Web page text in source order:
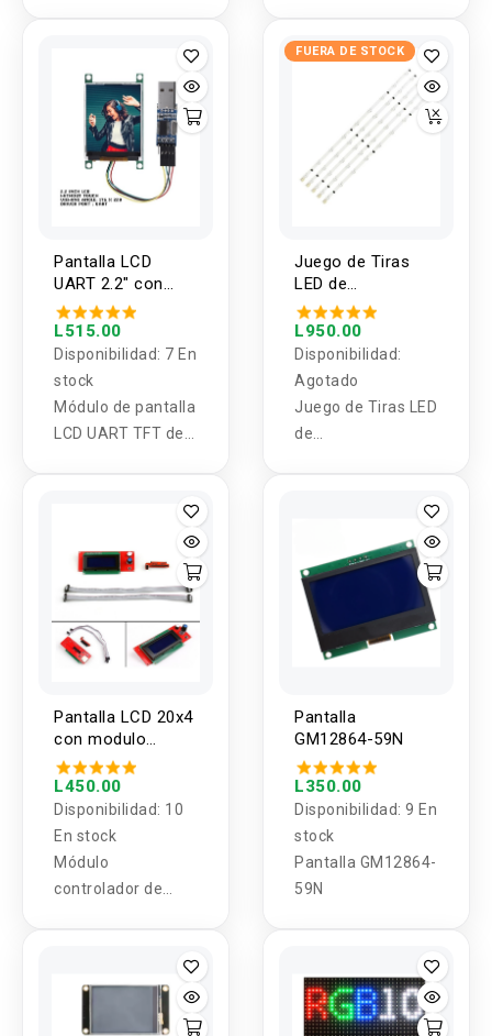
5/4/3B
Pantalla LCD
UART 2.2" con
módulo USB a
Serial TTL PL2303
L515.00
Disponibilidad: 7 En
stock
Módulo de pantalla
LCD UART TFT de
FUERA DE STOCK
Juego de Tiras
LED de
Retroiluminacion
para TV
SAMSUNG 32
Pulgadas
L950.00
Disponibilidad:
Agotado
Juego de Tiras LED
de
Pantalla LCD 20x4
con modulo
controlador para
impresora 3D
L450.00
Disponibilidad: 10
En stock
Módulo
controlador de
impresora 3D L6O2
Pantalla
GM12864-59N
L350.00
Disponibilidad: 9 En
stock
Pantalla GM12864-
59N